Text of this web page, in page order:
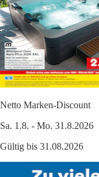
Netto Marken-Discount
Sa. 1.8. - Mo. 31.8.2026
Gültig bis 31.08.2026